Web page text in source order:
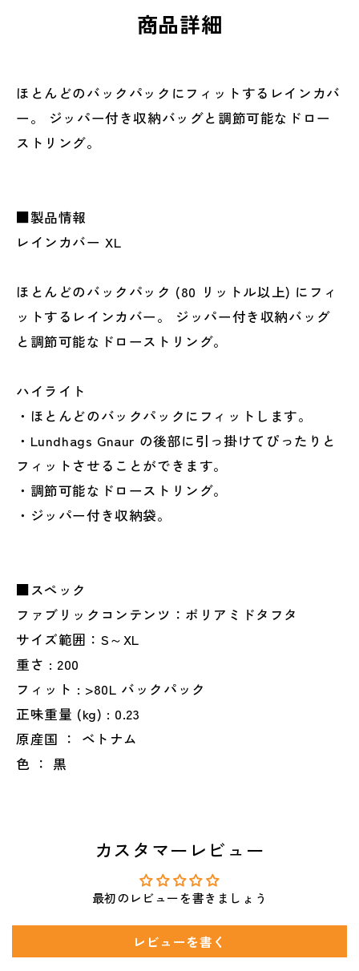
商品詳細
ほとんどのバックパックにフィットするレインカバ
ー。 ジッパー付き収納バッグと調節可能なドロー
ストリング。
■製品情報
レインカバー XL
ほとんどのバックパック (80 リットル以上) にフィ
ットするレインカバー。 ジッパー付き収納バッグ
と調節可能なドローストリング。
ハイライト
・ほとんどのバックパックにフィットします。
・Lundhags Gnaur の後部に引っ掛けてぴったりと
フィットさせることができます。
・調節可能なドローストリング。
・ジッパー付き収納袋。
■スペック
ファブリックコンテンツ：ポリアミドタフタ
サイズ範囲：S～XL
重さ : 200
フィット : >80L バックパック
正味重量 (kg) : 0.23
原産国 ： ベトナム
色 ： 黒
カスタマーレビュー
最初のレビューを書きましょう
レビューを書く